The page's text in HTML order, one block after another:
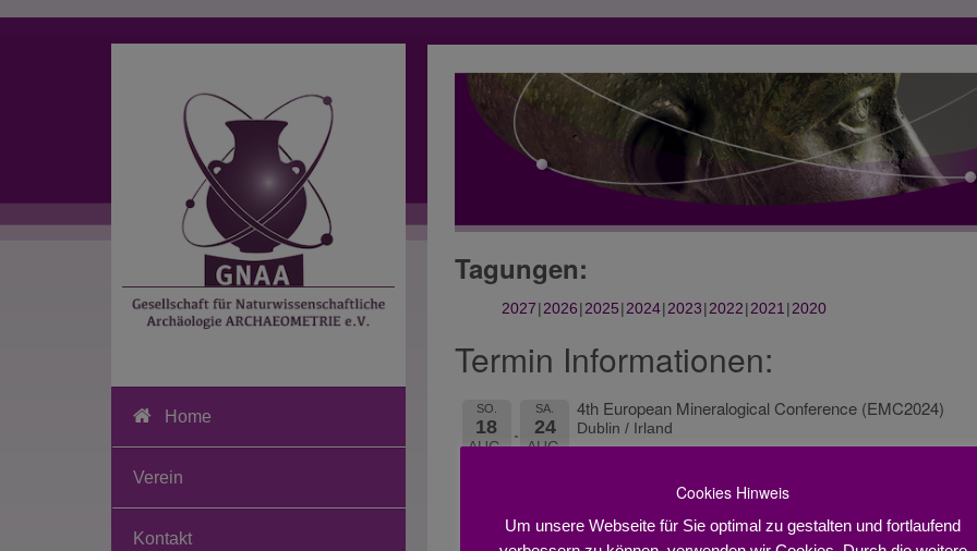
Home
Verein
Kontakt
Tagungen:
2027 2026 2025 2024 2023 2022 2021 2020
Termin Informationen:
SO.
18
AUG.
SA.
24
AUG.
4th European Mineralogical Conference (EMC2024)
Dublin / Irland
Abstract deadline für Beiträge ist der 22 März 2024
Cookies Hinweis
Um unsere Webseite für Sie optimal zu gestalten und fortlaufend